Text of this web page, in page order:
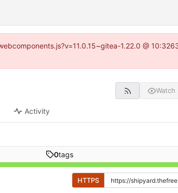
1.22.0 @
Watch
Activity
0tags
HTTPS